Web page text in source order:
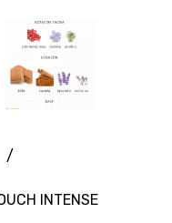
INTENSE